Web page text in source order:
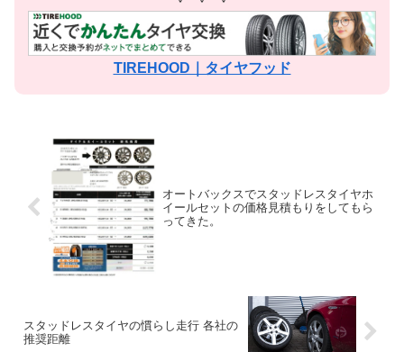
TIREHOOD｜タイヤフッド
オートバックスでスタッドレスタイヤホ
イールセットの価格見積もりをしてもら
ってきた。
スタッドレスタイヤの慣らし走行 各社の
推奨距離